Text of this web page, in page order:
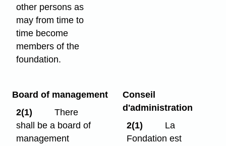
other persons as
may from time to
time become
members of the
foundation.
Board of management
2(1)
There
shall be a board of
management
Conseil
d'administration
2(1)
La
Fondation est